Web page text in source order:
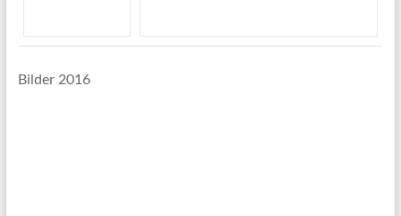
Bilder 2016